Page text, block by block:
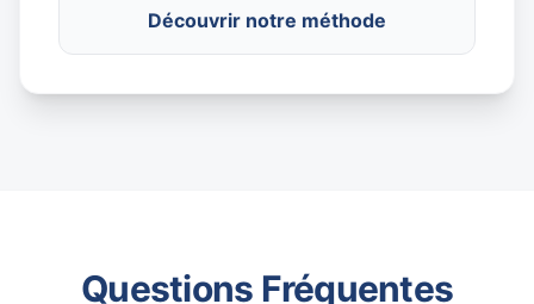
Découvrir notre méthode
Questions Fréquentes